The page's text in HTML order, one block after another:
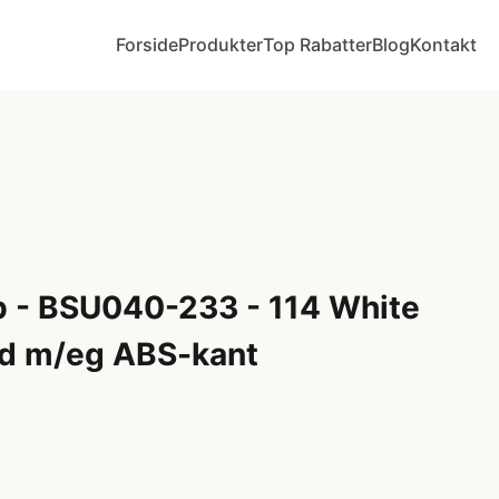
ForsideProdukterTop RabatterBlogKontakt
- BSU040-233 - 114 White
m/eg ABS-kant